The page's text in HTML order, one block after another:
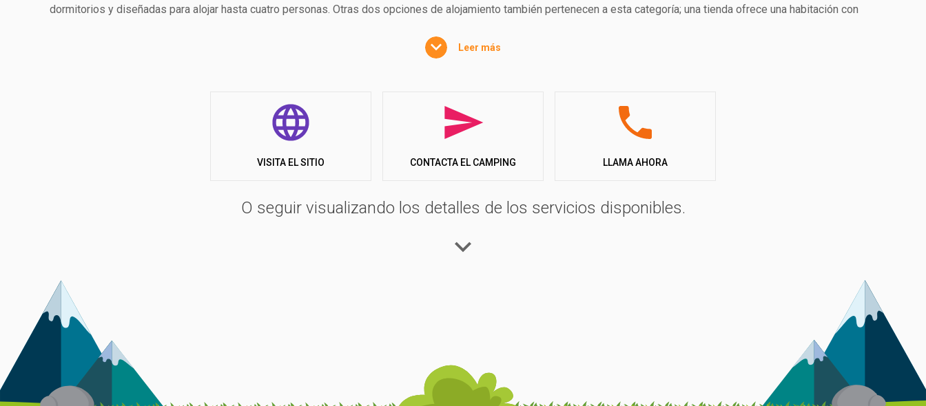
dormitorios y diseñadas para alojar hasta cuatro personas. Otras dos opciones de alojamiento también pertenecen a esta categoría; una tienda ofrece una habitación con
También puede optar por alojarse en casas móviles de varios tipos, diseñadas para alojar entre una y seis personas. Todas están equipadas con aire
patio. Para su disfrute y relajación, hay una piscina con zona de jacuzzi y una parte poco profunda reservada para los niños, así como un solárium con tumbonas y
sombrillas. Para comidas y aperitivos, tendrá acceso al restaurante-pizzería-bar, que sirve platos centrados en productos de temporada. Podrá disfrutar de la pista de
Leer más
VISITA EL SITIO CONTACTA EL CAMPING LLAMA AHORA
O seguir visualizando los detalles de los servicios disponibles.